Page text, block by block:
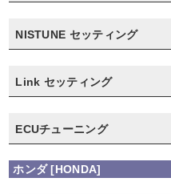
NISTUNE セッティング
Link セッティング
ECUチューニング
ホンダ [HONDA]